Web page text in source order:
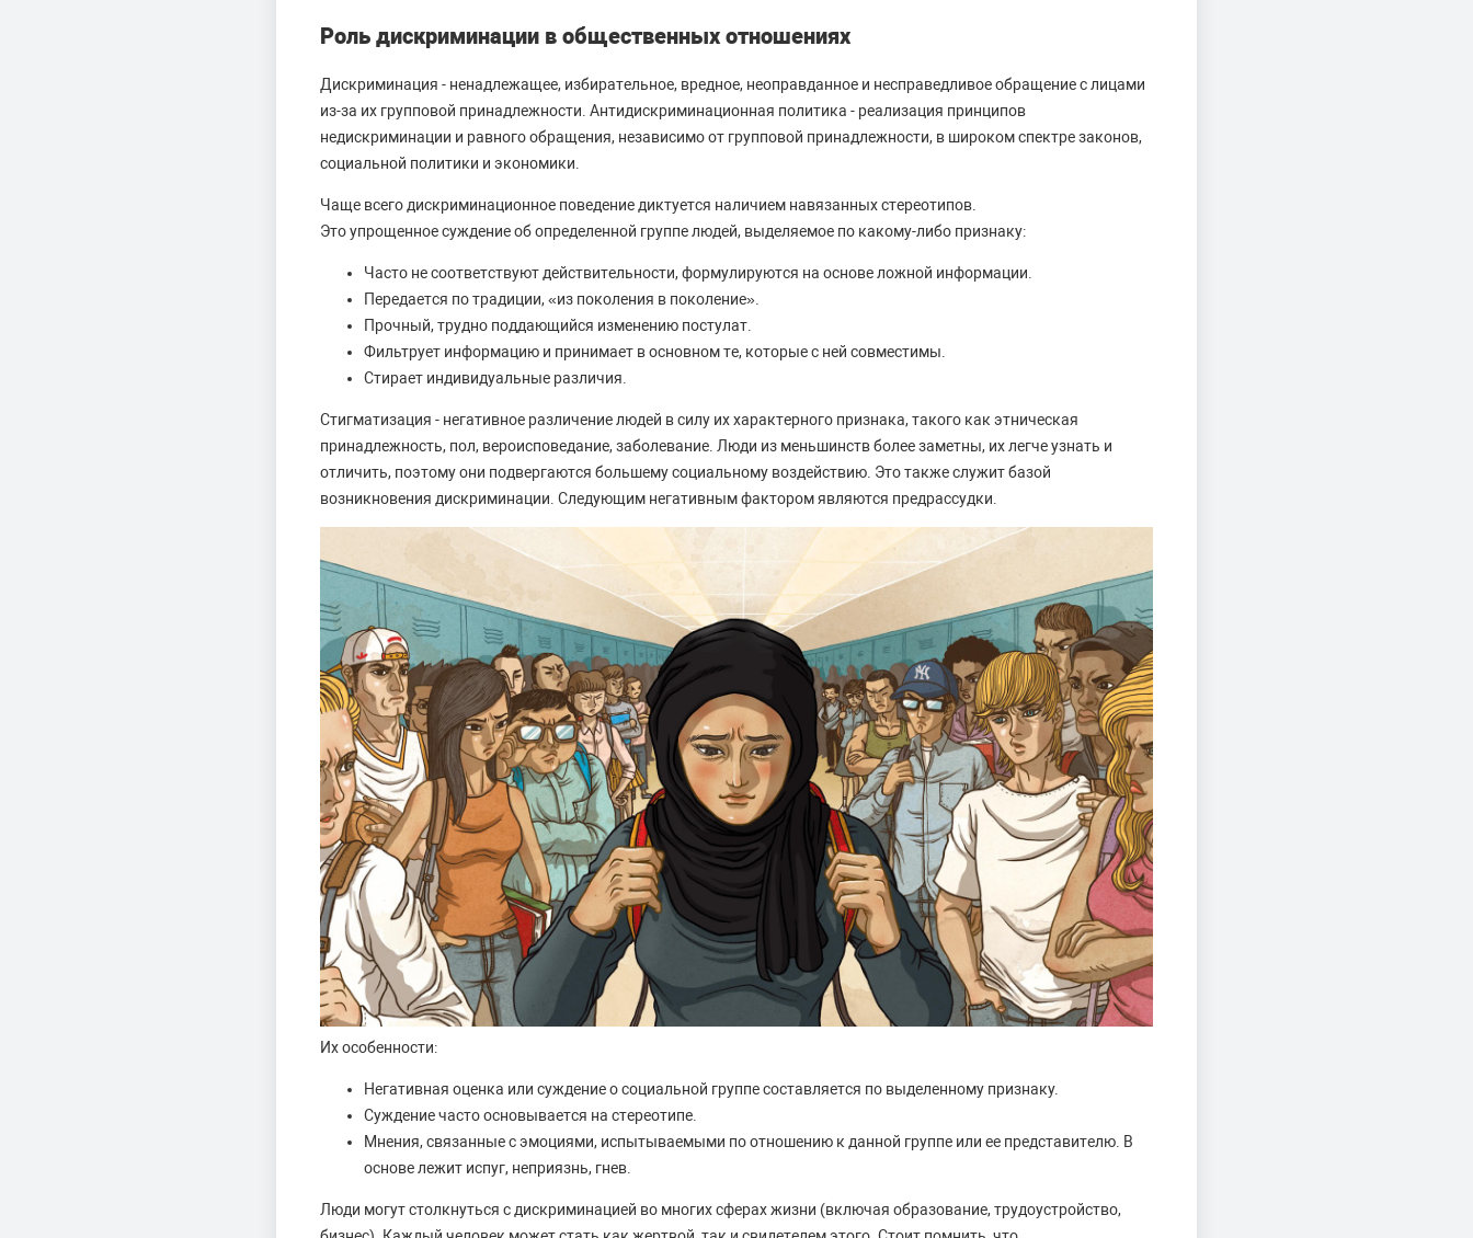
Роль дискриминации в общественных отношениях
Дискриминация - ненадлежащее, избирательное, вредное, неоправданное и несправедливое обращение с лицами
из-за их групповой принадлежности. Антидискриминационная политика - реализация принципов
недискриминации и равного обращения, независимо от групповой принадлежности, в широком спектре законов,
социальной политики и экономики.
Чаще всего дискриминационное поведение диктуется наличием навязанных стереотипов.
Это упрощенное суждение об определенной группе людей, выделяемое по какому-либо признаку:
Часто не соответствуют действительности, формулируются на основе ложной информации.
Передается по традиции, «из поколения в поколение».
Прочный, трудно поддающийся изменению постулат.
Фильтрует информацию и принимает в основном те, которые с ней совместимы.
Стирает индивидуальные различия.
Стигматизация - негативное различение людей в силу их характерного признака, такого как этническая
принадлежность, пол, вероисповедание, заболевание. Люди из меньшинств более заметны, их легче узнать и
отличить, поэтому они подвергаются большему социальному воздействию. Это также служит базой
возникновения дискриминации. Следующим негативным фактором являются предрассудки.
Их особенности:
Негативная оценка или суждение о социальной группе составляется по выделенному признаку.
Суждение часто основывается на стереотипе.
Мнения, связанные с эмоциями, испытываемыми по отношению к данной группе или ее представителю. В
основе лежит испуг, неприязнь, гнев.
Люди могут столкнуться с дискриминацией во многих сферах жизни (включая образование, трудоустройство,